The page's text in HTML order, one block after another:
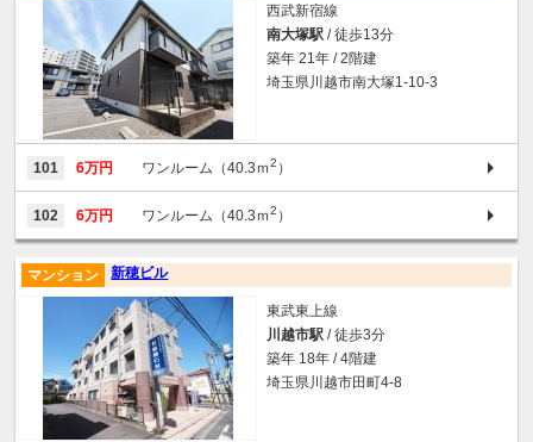
西武新宿線
南大塚駅 / 徒歩13分
築年 21年 / 2階建
埼玉県川越市南大塚1-10-3
101 6万円 ワンルーム（40.3ｍ2 ）
102 6万円 ワンルーム（40.3ｍ2 ）
新穂ビル
マンション
東武東上線
川越市駅 / 徒歩3分
築年 18年 / 4階建
埼玉県川越市田町4-8